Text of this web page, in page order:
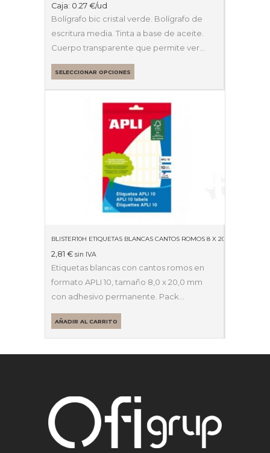
Caja: 0.27 €/ud
Bolígrafo bic cristal verde. Bolígrafo de
escritura media. Tinta a base de aceite.
Cuerpo transparente que permite ver…
SELECCIONAR OPCIONES
BLISTER10H ETIQUETAS BLANCAS CANTOS ROMOS 8 X 20MM 01633
2,81 € sin IVA
Etiquetas blancas con cantos romos en
formato APLI 10, tamaño 8,0 x 20,0 mm
con adhesivo permanente. Pack…
AÑADIR AL CARRITO